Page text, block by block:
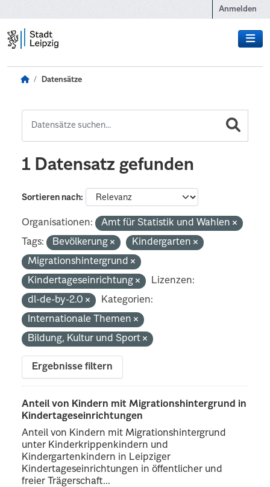
Anmelden
Datensätze
1 Datensatz gefunden
Sortieren nach
Organisationen:
Amt für Statistik und Wahlen
Tags:
Bevölkerung
Kindergarten
Migrationshintergrund
Kindertageseinrichtung
Lizenzen:
dl-de-by-2.0
Kategorien:
Internationale Themen
Bildung, Kultur und Sport
Ergebnisse filtern
Anteil von Kindern mit Migrationshintergrund in
Kindertageseinrichtungen
Anteil von Kindern mit Migrationshintergrund
unter Kinderkrippenkindern und
Kindergartenkindern in Leipziger
Kindertageseinrichtungen in öffentlicher und
freier Trägerschaft...